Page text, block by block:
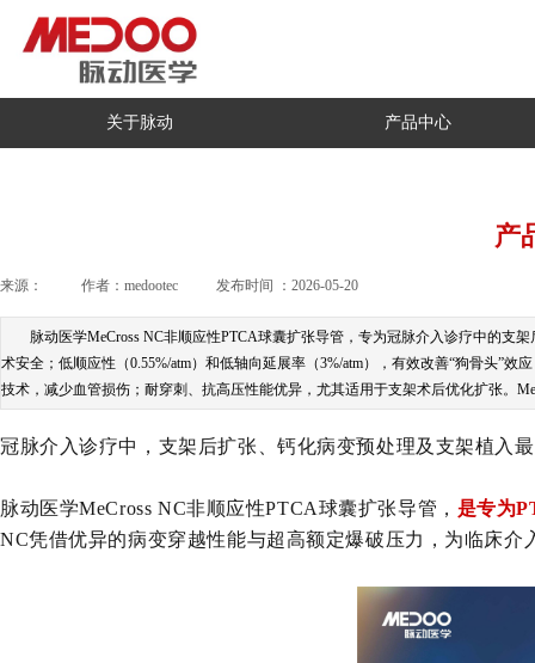
关于脉动 产品中心
产
来源： 作者： medootec 发布时间 ： 2026-05-20
脉动医学MeCross NC非顺应性PTCA球囊扩张导管，专为冠脉介入诊疗中的支
术安全；低顺应性（0.55%/atm）和低轴向延展率（3%/atm），有效改善“狗骨头”
技术，减少血管损伤；耐穿刺、抗高压性能优异，尤其适用于支架术后优化扩张。
冠脉介入诊疗中，支架后扩张、钙化病变预处理及支架植入
脉动医学MeCross NC非顺应性PTCA球囊扩张导管， 是专为
NC凭借优异的病变穿越性能与超高额定爆破压力，为临床